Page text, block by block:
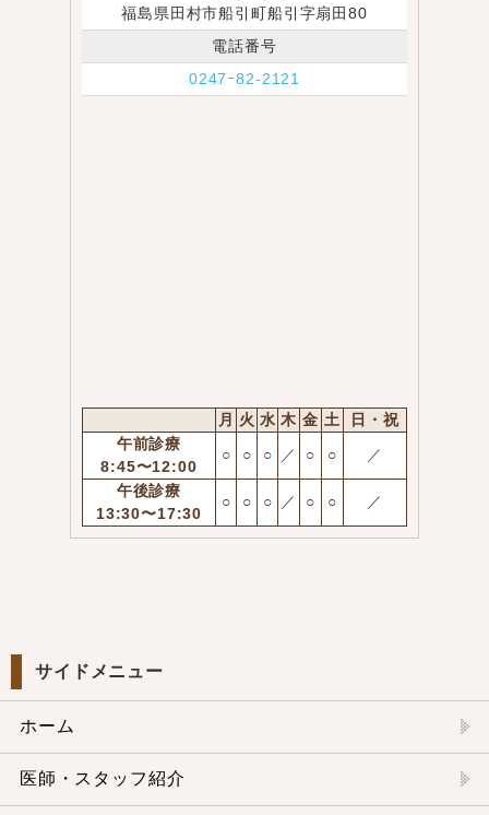
福島県田村市船引町船引字扇田80
電話番号
0247ｰ82-2121
月 火 水 木 金 土
日・祝
午前診療
8:45〜12:00
○ ○ ○ ／ ○ ○ ／
午後診療
13:30〜17:30
○ ○ ○ ／ ○ ○ ／
サイドメニュー
ホーム
医師・スタッフ紹介